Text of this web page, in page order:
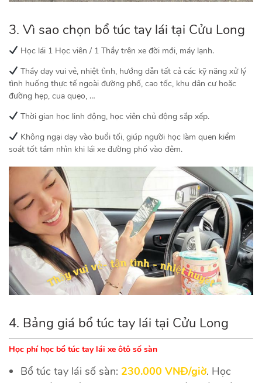
3. Vì sao chọn bổ túc tay lái tại Cửu Long
Học lái 1 Học viên / 1 Thầy trên xe đời mới, máy lạnh.
Thầy dạy vui vẻ, nhiệt tình, hướng dẫn tất cả các kỹ năng xử lý
tình huống thực tế ngoài đường phố, cao tốc, khu dân cư hoặc
đường hẹp, cua quẹo, …
Thời gian học linh động, học viên chủ động sắp xếp.
Không ngại dạy vào buổi tối, giúp người học làm quen kiểm
soát tốt tầm nhìn khi lái xe đường phố vào đêm.
4. Bảng giá bổ túc tay lái tại Cửu Long
Học phí học bổ túc tay lái xe ôtô số sàn
Bổ túc tay lái số sàn: 230.000 VNĐ/giờ. Học